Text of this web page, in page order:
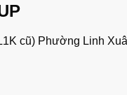
cũ) Phường Linh